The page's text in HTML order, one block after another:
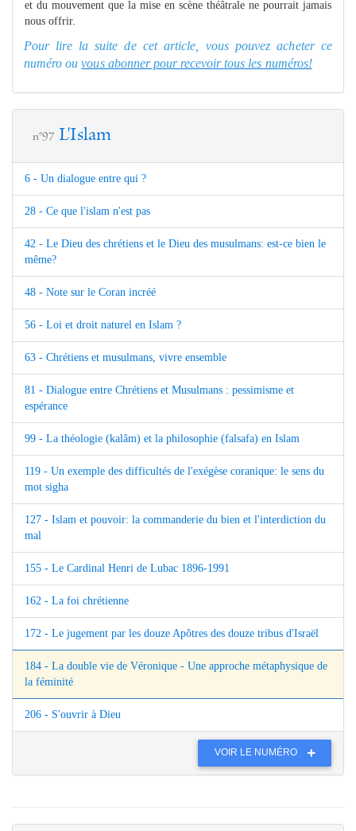
et du mouvement que la mise en scène théâtrale ne pourrait jamais
nous offrir.
Pour lire la suite de cet article, vous pouvez acheter ce
numéro ouvous abonner pour recevoir tous les numéros!
n°97 L'Islam
6 - Un dialogue entre qui ?
28 - Ce que l'islam n'est pas
42 - Le Dieu des chrétiens et le Dieu des musulmans: est-ce bien le
même?
48 - Note sur le Coran incréé
56 - Loi et droit naturel en Islam ?
63 - Chrétiens et musulmans, vivre ensemble
81 - Dialogue entre Chrétiens et Musulmans : pessimisme et
espérance
99 - La théologie (kalâm) et la philosophie (falsafa) en Islam
119 - Un exemple des difficultés de l'exégèse coranique: le sens du
mot sigha
127 - Islam et pouvoir: la commanderie du bien et l'interdiction du
mal
155 - Le Cardinal Henri de Lubac 1896-1991
162 - La foi chrétienne
172 - Le jugement par les douze Apôtres des douze tribus d'Israël
184 - La double vie de Véronique - Une approche métaphysique de
la féminité
206 - S'ouvrir à Dieu
VOIR LE NUMÉRO